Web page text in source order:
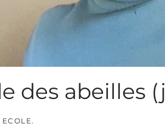
des abeilles
ECOLE.